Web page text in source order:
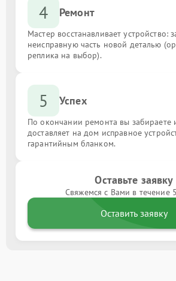
4 Ремонт
Мастер восстанавливает устройство:
неисправную часть новой деталью
реплика на выбор).
5 Успех
По окончании ремонта вы забираете
доставляет на дом исправное
гарантийным бланком.
Оставьте заявку
Свяжемся с Вами в течение
Оставить заявку